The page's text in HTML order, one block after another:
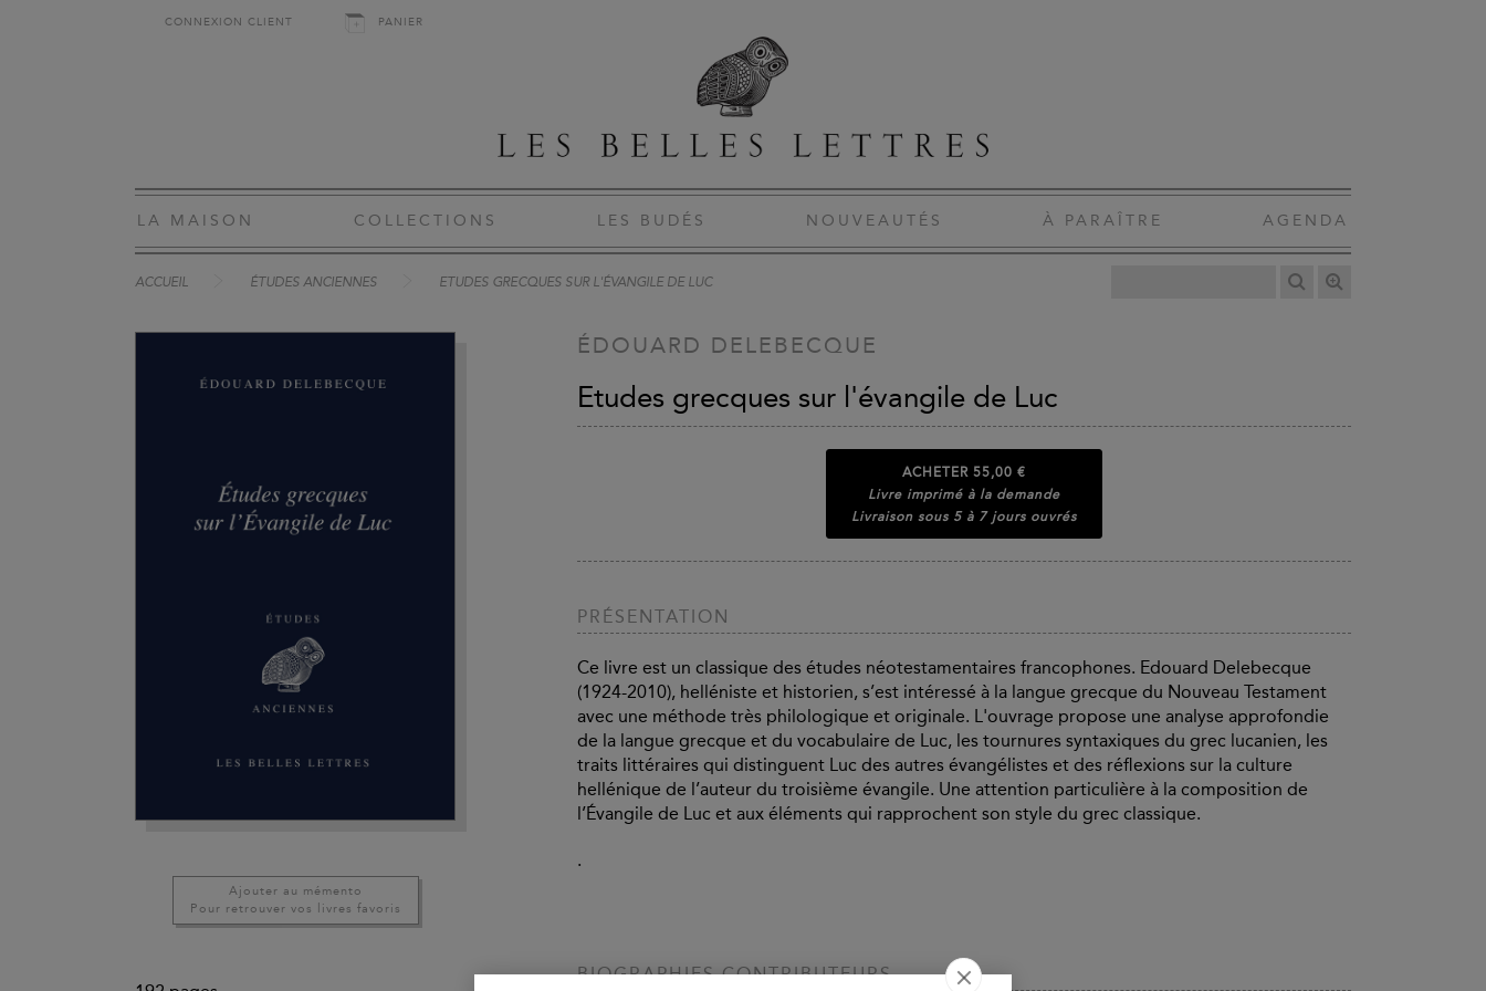
CONNEXION CLIENT PANIER
LA MAISON COLLECTIONS LES BUDÉS NOUVEAUTÉS À PARAÎTRE AGENDA
ACCUEIL ÉTUDES ANCIENNES ETUDES GRECQUES SUR L'ÉVANGILE DE LUC
Ajouter au mémento
Pour retrouver vos livres favoris
ÉDOUARD DELEBECQUE
Etudes grecques sur l'évangile de Luc
ACHETER 55,00 €
Livre imprimé à la demande
Livraison sous 5 à 7 jours ouvrés
PRÉSENTATION
Ce livre est un classique des études néotestamentaires francophones. Edouard Delebecque
(1924-2010), helléniste et historien, s’est intéressé à la langue grecque du Nouveau Testament
avec une méthode très philologique et originale. L'ouvrage propose une analyse approfondie
de la langue grecque et du vocabulaire de Luc, les tournures syntaxiques du grec lucanien, les
traits littéraires qui distinguent Luc des autres évangélistes et des réflexions sur la culture
hellénique de l’auteur du troisième évangile. Une attention particulière à la composition de
l’Évangile de Luc et aux éléments qui rapprochent son style du grec classique.
.
BIOGRAPHIES CONTRIBUTEURS